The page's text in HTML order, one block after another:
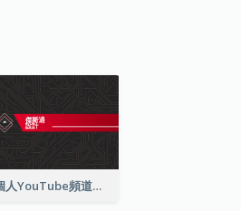
設計技術個人YouTube頻道圖片